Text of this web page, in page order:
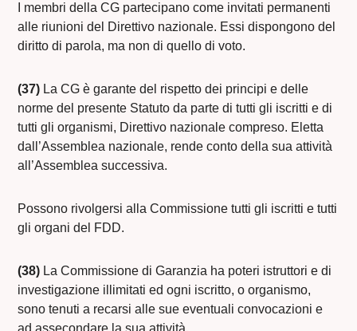
I membri della CG partecipano come invitati permanenti
alle riunioni del Direttivo nazionale. Essi dispongono del
diritto di parola, ma non di quello di voto.
(37) La CG è garante del rispetto dei principi e delle
norme del presente Statuto da parte di tutti gli iscritti e di
tutti gli organismi, Direttivo nazionale compreso. Eletta
dall’Assemblea nazionale, rende conto della sua attività
all’Assemblea successiva.
Possono rivolgersi alla Commissione tutti gli iscritti e tutti
gli organi del FDD.
(38) La Commissione di Garanzia ha poteri istruttori e di
investigazione illimitati ed ogni iscritto, o organismo,
sono tenuti a recarsi alle sue eventuali convocazioni e